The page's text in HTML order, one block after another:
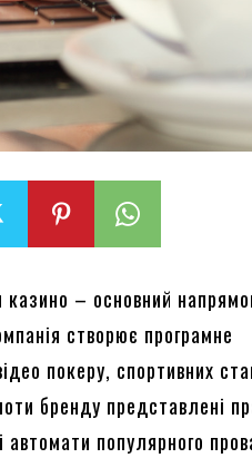
казино – основний
створює програмне
покеру, спортивних
бренду представлені
автомати популярного